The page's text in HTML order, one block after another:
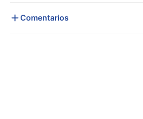
Comentarios